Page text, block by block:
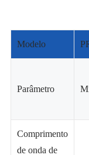
Modelo
Parâmetro
Comprimento
de onda de